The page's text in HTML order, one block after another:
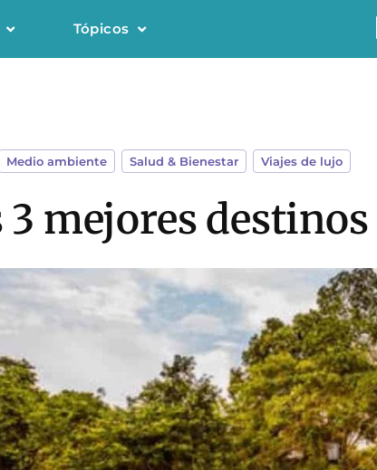
Tópicos
Medio ambiente Salud & Bienestar Viajes de lujo
3 mejores